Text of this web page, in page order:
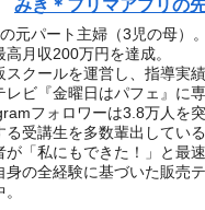
みき＊フリマアプリの
元パート主婦（3児の母）
高月収200万円を達成。
スクールを運営し、指導実
レビ『金曜日はパフェ』に
フォロワーは3.8万人を
る受講生を多数輩出している
が「私にもできた！」と最
身の全経験に基づいた販売